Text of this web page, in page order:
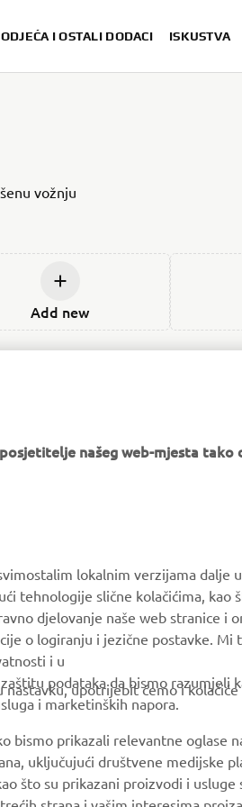
ODJEĆA I OSTALI DODACI ISKUSTVA
vožnju
Add new
MyYamaha
Yamaha Motor Global
našeg web-mjesta
lokalnim verzijama dalje
tehnologije slične kolačićima, kao
djelovanje naše web stranice
o logiranju i jezične postavke.
i u
podataka da bismo
i marketinških napora.
upotrijebit ćemo i
bismo prikazali relevantne oglase
uključujući društvene medijske
što su prikazani proizvodi i